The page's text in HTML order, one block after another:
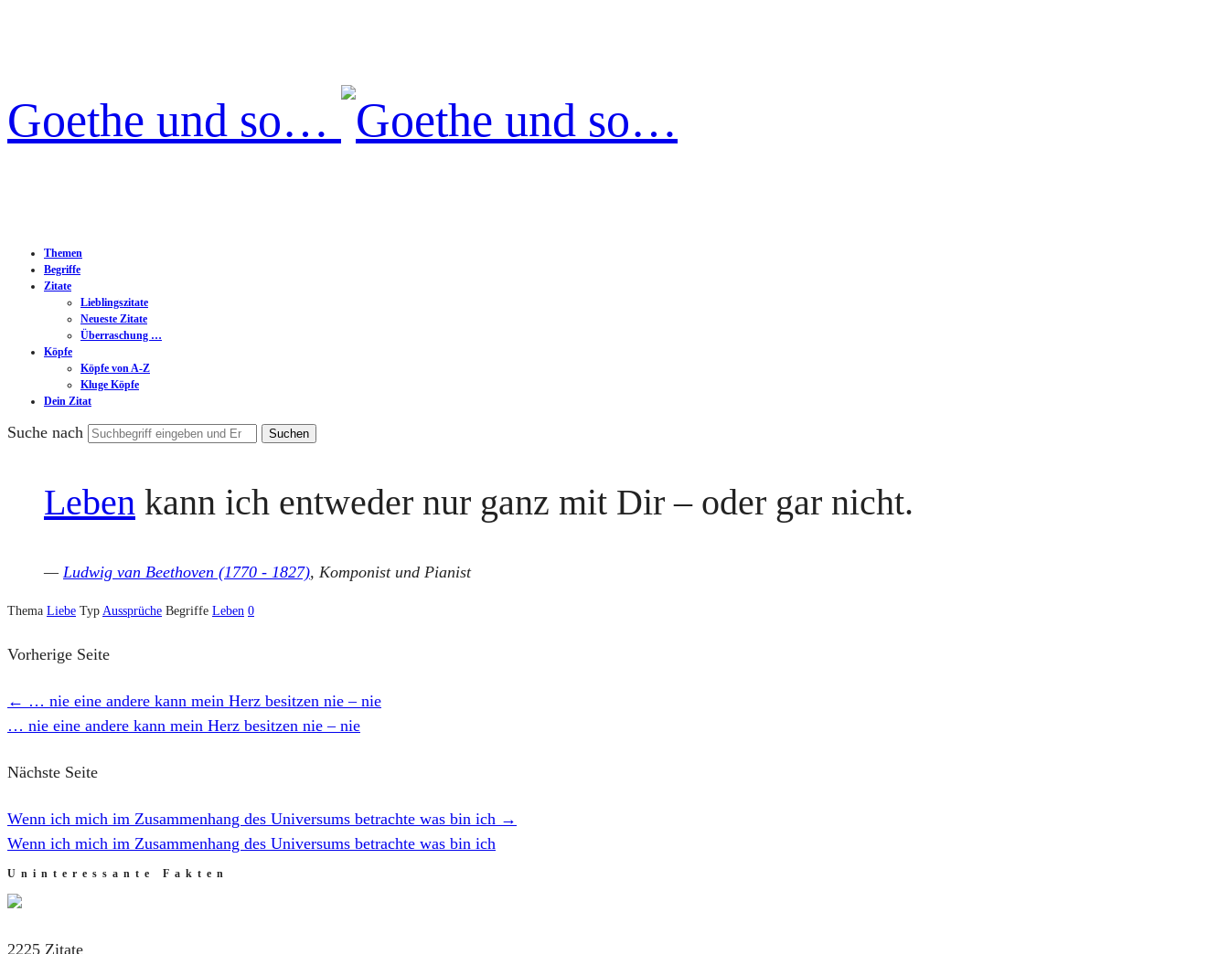
Goethe und so…
Themen
Begriffe
Zitate
Lieblingszitate
Neueste Zitate
Überraschung …
Köpfe
Köpfe von A-Z
Kluge Köpfe
Dein Zitat
Suche nach
Leben kann ich entweder nur ganz mit Dir – oder gar nicht.
— Ludwig van Beethoven (1770 - 1827), Komponist und Pianist
Thema Liebe Typ Aussprüche Begriffe Leben 0
Vorherige Seite
← … nie eine andere kann mein Herz besitzen nie – nie
… nie eine andere kann mein Herz besitzen nie – nie
Nächste Seite
Wenn ich mich im Zusammenhang des Universums betrachte was bin ich →
Wenn ich mich im Zusammenhang des Universums betrachte was bin ich
Uninteressante Fakten
2225 Zitate